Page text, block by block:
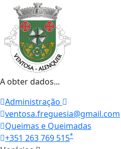
A obter dados...
Administração
ventosa.freguesia@gmail.com
Queimas e Queimadas
+351 263 769 515*